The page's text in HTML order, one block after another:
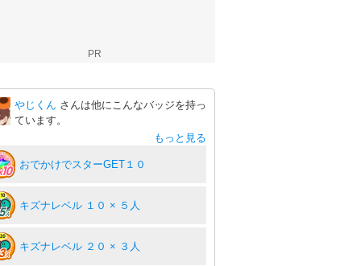
PR
やじくん さんは他にこんなバッジを持っ
ています。
もっと見る
おでかけでスターGET１０
キズナレベル １０ × ５人
キズナレベル ２０ × ３人